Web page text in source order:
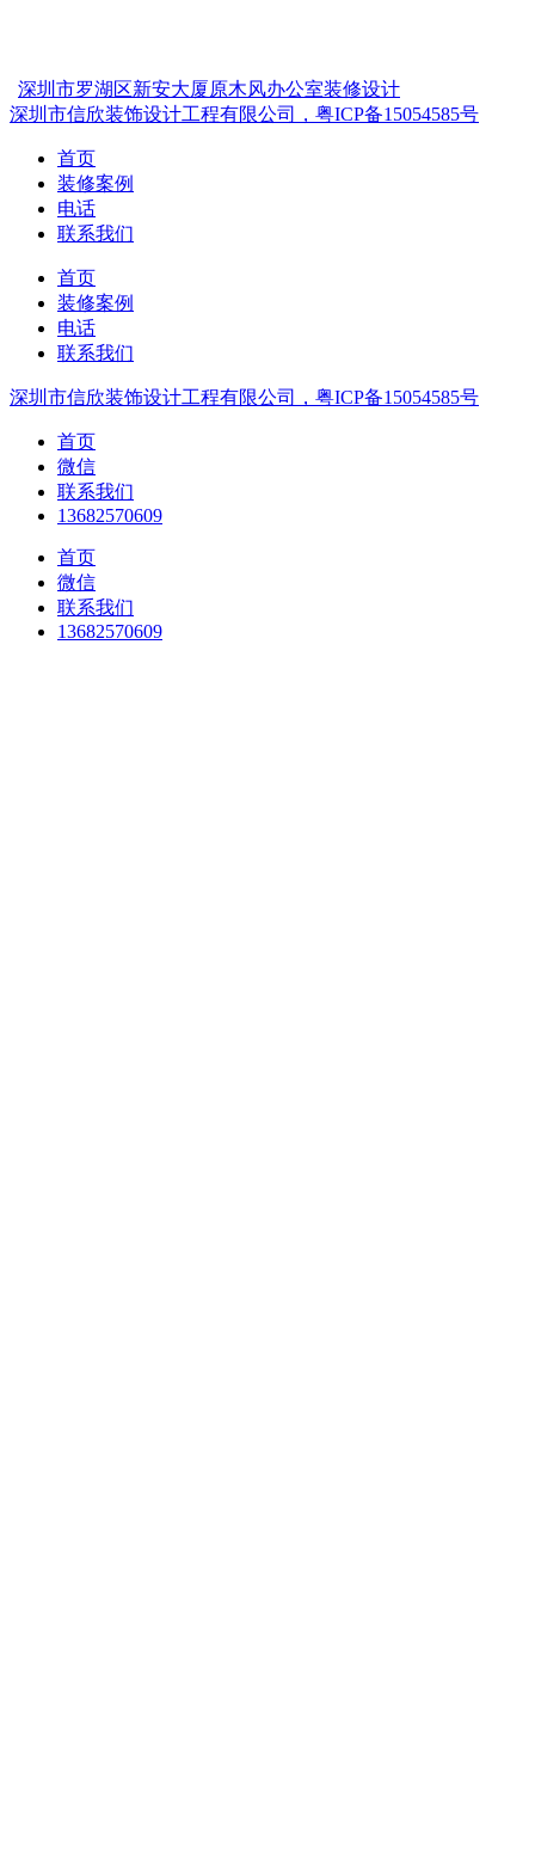
深圳市罗湖区新安大厦原木风办公室装修设计
深圳市信欣装饰设计工程有限公司，粤ICP备15054585号
首页
装修案例
电话
联系我们
首页
装修案例
电话
联系我们
深圳市信欣装饰设计工程有限公司，粤ICP备15054585号
首页
微信
联系我们
13682570609
首页
微信
联系我们
13682570609